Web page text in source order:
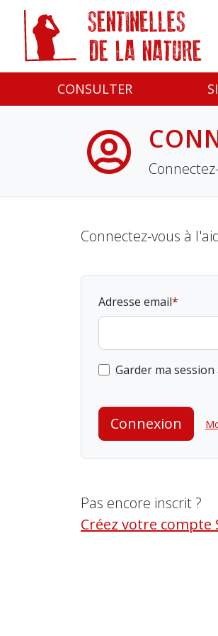
CONSULTER
Connectez-vous à
Adresse email
Garder ma session
Connexion
Pas encore inscrit ?
Créez votre
Panneau de gestion des cookies